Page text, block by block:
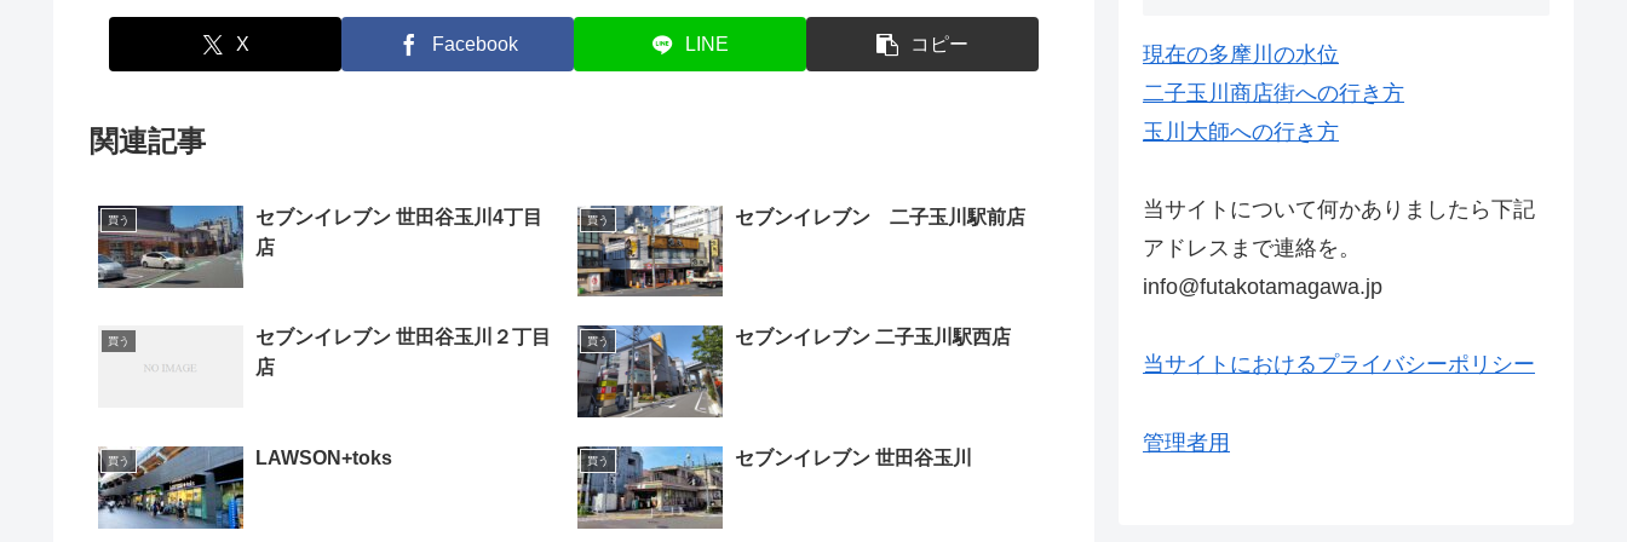
X Facebook LINE コピー
関連記事
買う
セブンイレブン 世田谷玉川4丁目
店
買う セブンイレブン 二子玉川駅前店
買う
セブンイレブン 世田谷玉川２丁目
店
買う セブンイレブン 二子玉川駅西店
買う LAWSON+toks 買う セブンイレブン 世田谷玉川
現在の多摩川の水位
二子玉川商店街への行き方
玉川大師への行き方
当サイトについて何かありましたら下記
アドレスまで連絡を。
info@futakotamagawa.jp
当サイトにおけるプライバシーポリシー
管理者用